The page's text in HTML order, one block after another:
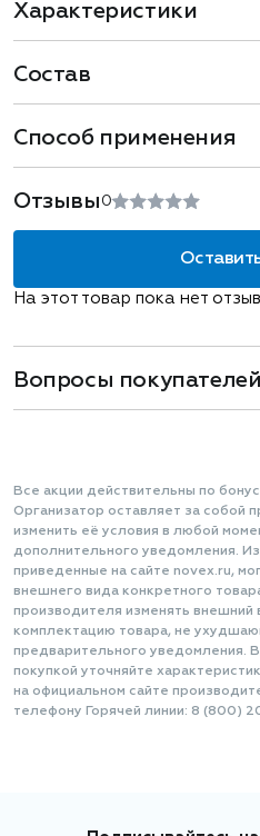
Характеристики
Состав
Способ применения
Отзывы 0
На этот товар пока нет
Вопросы покупателей
Все акции действительны по
Организатор оставляет за собой
изменить её условия в любой
дополнительного уведомления.
приведенные на сайте novex.ru,
внешнего вида конкретного
производителя изменять внешний
комплектацию товара, не
предварительного уведомления.
покупкой уточняйте
на официальном сайте
телефону Горячей линии: 8 (800)